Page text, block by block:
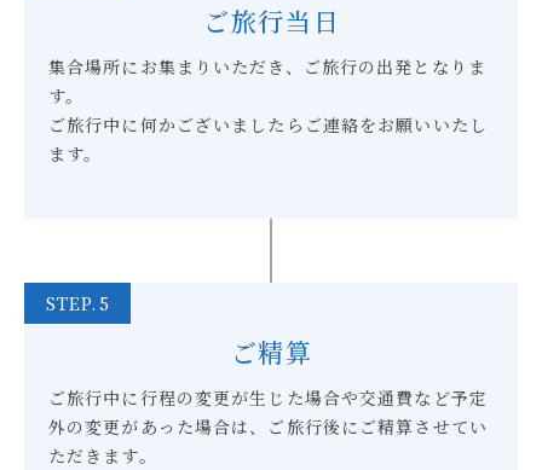
ご旅行当日
集合場所にお集まりいただき、ご旅行の出発となりま
す。
ご旅行中に何かございましたらご連絡をお願いいたし
ます。
STEP.5
ご精算
ご旅行中に行程の変更が生じた場合や交通費など予定
外の変更があった場合は、 ご旅行後にご精算させてい
ただきます。